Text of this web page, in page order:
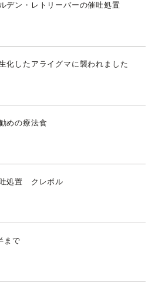
デン・レトリーバーの催吐処置
したアライグマに襲われました
めの療法食
処置 クレボル
まで